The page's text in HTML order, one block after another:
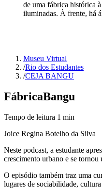
de uma fábrica histórica
iluminadas. À frente, há
Museu Virtual
/Rio dos Estudantes
/CEJA BANGU
FábricaBangu
Tempo de leitura 1 min
Joice Regina Botelho da Silva
Neste podcast, a estudante
crescimento urbano e se
O episódio também traz uma
lugares de sociabilidade,